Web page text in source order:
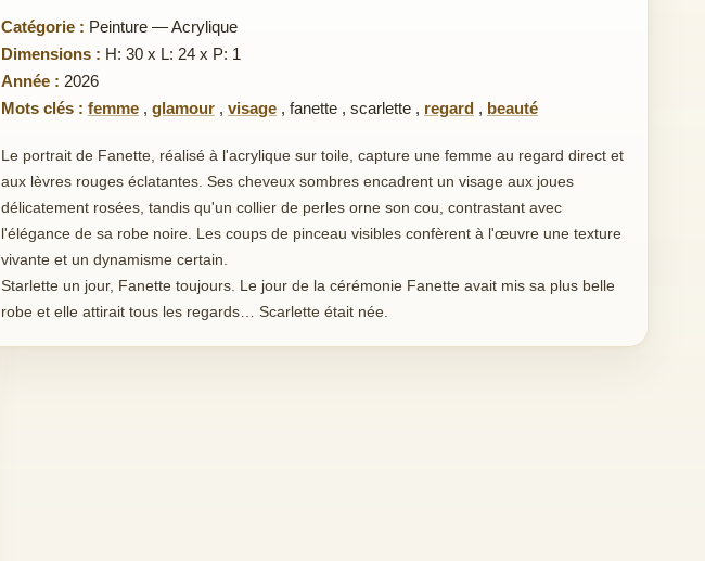
Catégorie : Peinture — Acrylique
Dimensions : H: 30 x L: 24 x P: 1
Année : 2026
Mots clés : femme , glamour , visage , fanette , scarlette , regard , beauté
Le portrait de Fanette, réalisé à l'acrylique sur toile, capture une femme au regard direct et
aux lèvres rouges éclatantes. Ses cheveux sombres encadrent un visage aux joues
délicatement rosées, tandis qu'un collier de perles orne son cou, contrastant avec
l'élégance de sa robe noire. Les coups de pinceau visibles confèrent à l'œuvre une texture
vivante et un dynamisme certain.
Starlette un jour, Fanette toujours. Le jour de la cérémonie Fanette avait mis sa plus belle
robe et elle attirait tous les regards… Scarlette était née.